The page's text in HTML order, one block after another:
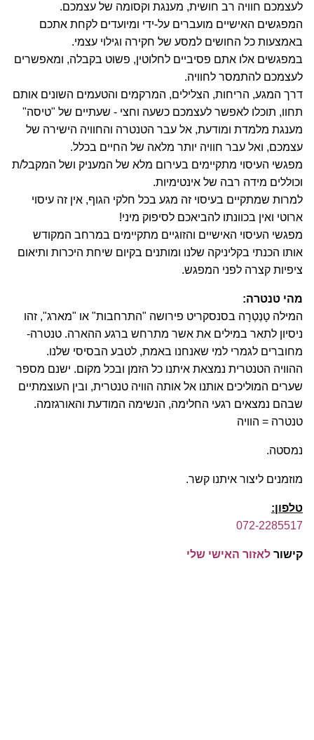
לעצמכם חוויה רב חושית, מענגת וקסומה של עצמכם.
המפגשים האישיים מועברים על-ידי ומיועדים לקחת אתכם
באמצעות כל החושים למסע של חקירה וגילוי עצמי.
במפגשים אלו אתם פסיביים לחלוטין, פשוט בקבלה, ומאפשרים
לעצמכם להתמסר לחוויה.
דרך המגע, הריחות, הצלילים, המרקמים והטעמים השונים אותם
תחוו, תוכלו לאפשר לעצמכם כשעה וחצי - שעתיים של "טיסה"
מענגת מלמדת ומודעת, אל עבר הטנטרה והחוויה הישירה של
עצמכם, ואל עבר חוויה יותר מלאה של החיים בכלל.
מפגשי העיסוי מתקיימים בעירום מלא של המעניק ושל המקבל/ת
וכוללים מידה רבה של אינטימיות.
למרות שמתקיים בעיסוי זה מגע בכל חלקי הגוף, אין זה עיסוי
ארוטי ואין בכוונתו להביאכם לסיפוק מיני!
מפגשי העיסוי האישיים והזוגיים מתקיימים במרחב המקודש
אותו הכנתי בקליניקה שלנו ומותנים בקיום שיחת היכרות ותיאום
ציפיות קצרה לפני המפגש.
מהי טנטרה:
המילה טָנְטְרָה בסנסקריט פירושה "התרחבות" או "מארג", זהו
ניסיון לתאר במילים את אשר מתרחש ברגע ההארה. טנטרה-
מחוברים לגמרי למי שאנחנו באמת, לטבע הבסיסי שלנו.
ההוויה הטנטרית נמצאת איתנו כל הזמן ובכל מקום. ישנם מספר
שערים המוליכים אותנו אל אותה הוויה טנטרית, ובין העוצמתיים
שבהם נמצאים רגעי החלימה, הנשימה המודעת והאורגזמה.
טנטרה = הוויה
נמסטה.
מוזמנים ליצור איתנו קשר.
טלפון:
072-2285517
קישור לאזור האישי שלי